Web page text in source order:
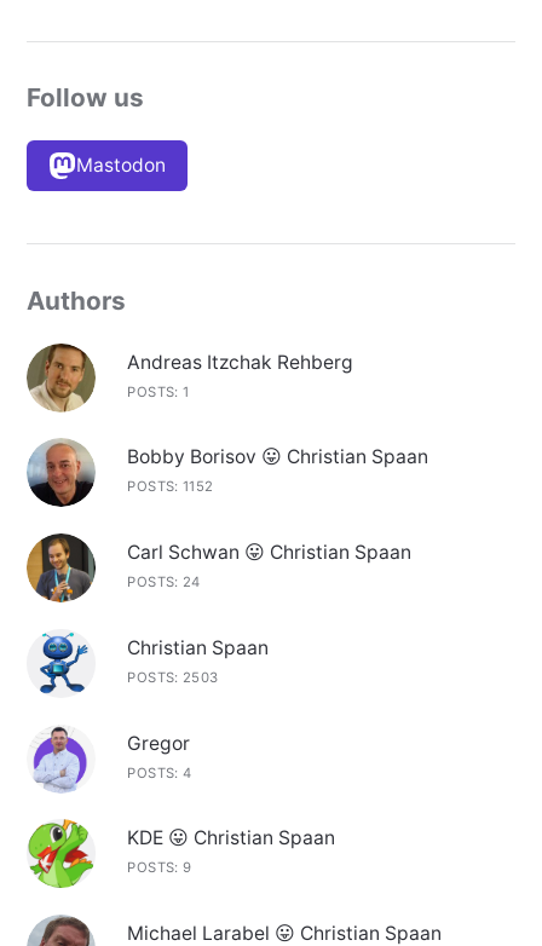
Follow us
Mastodon
Authors
Andreas Itzchak Rehberg
POSTS: 1
Bobby Borisov 😛 Christian Spaan
POSTS: 1152
Carl Schwan 😛 Christian Spaan
POSTS: 24
Christian Spaan
POSTS: 2503
Gregor
POSTS: 4
KDE 😛 Christian Spaan
POSTS: 9
Michael Larabel 😛 Christian Spaan